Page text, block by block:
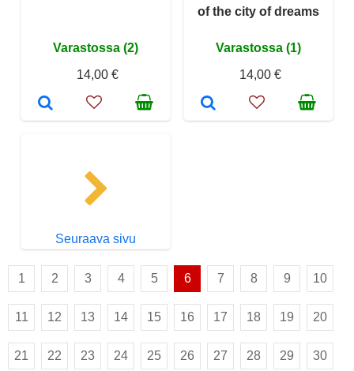
Varastossa (2)
14,00 €
of the city of dreams
Varastossa (1)
14,00 €
Seuraava sivu
1 2 3 4 5 6 7 8 9 10
11 12 13 14 15 16 17 18 19 20
21 22 23 24 25 26 27 28 29 30